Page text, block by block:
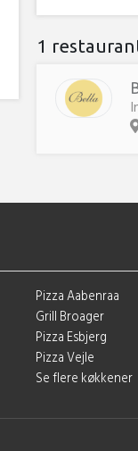
1
Pizza Aabenraa
Grill Broager
Pizza Esbjerg
Pizza Vejle
Se flere køkkener